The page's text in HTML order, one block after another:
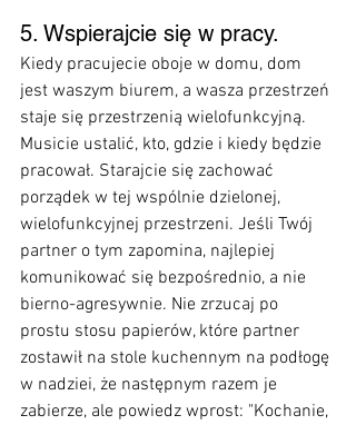
5. Wspierajcie się w pracy.
Kiedy pracujecie oboje w domu, dom
jest waszym biurem, a wasza przestrzeń
staje się przestrzenią wielofunkcyjną.
Musicie ustalić, kto, gdzie i kiedy będzie
pracował. Starajcie się zachować
porządek w tej wspólnie dzielonej,
wielofunkcyjnej przestrzeni. Jeśli Twój
partner o tym zapomina, najlepiej
komunikować się bezpośrednio, a nie
bierno-agresywnie. Nie zrzucaj po
prostu stosu papierów, które partner
zostawił na stole kuchennym na podłogę
w nadziei, że następnym razem je
zabierze, ale powiedz wprost: "Kochanie,